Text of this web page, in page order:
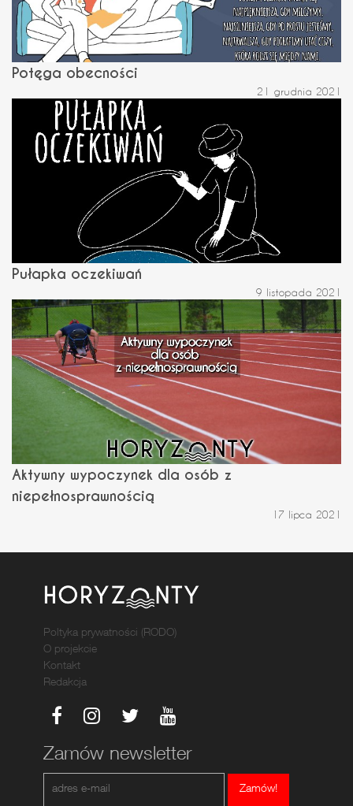
Potęga obecności
21 grudnia 2021
Pułapka oczekiwań
9 listopada 2021
Aktywny wypoczynek dla osób z
niepełnosprawnością
17 lipca 2021
Poltyka prywatności (RODO)
O projekcie
Kontakt
Redakcja
Zamów newsletter
Zamów!